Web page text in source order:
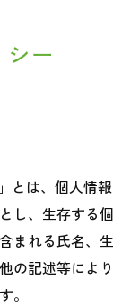
ー
とは、個人情報
し、生存する個
まれる氏名、生
の記述等により
。